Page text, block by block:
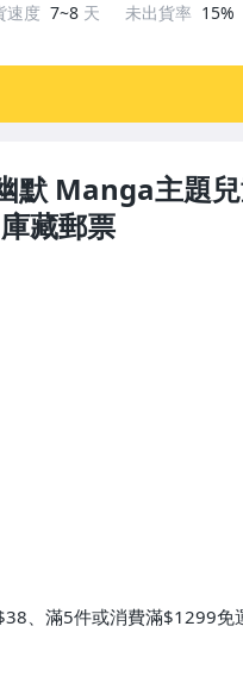
默 Manga主題
藏郵票
、滿5件或消費滿$1299免
萊爾富取貨付款【單件運費
運【單件運費$120、滿5件
速度 7~8 天 未出貨率 15%